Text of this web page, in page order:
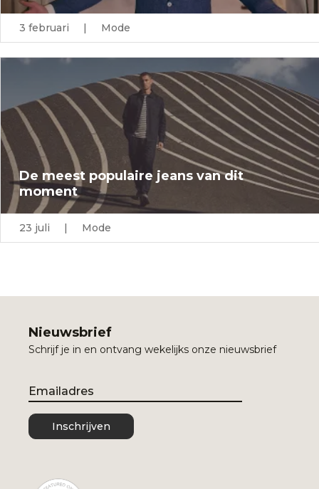
3 februari | Mode
De meest populaire jeans van dit
moment
23 juli | Mode
Nieuwsbrief
Schrijf je in en ontvang wekelijks onze nieuwsbrief
Email
Inschrijven